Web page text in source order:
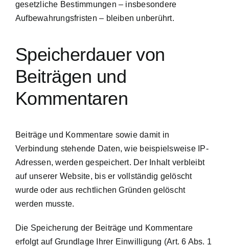
gesetzliche Bestimmungen – insbesondere
Aufbewahrungsfristen – bleiben unberührt.
Speicherdauer von
Beiträgen und
Kommentaren
Beiträge und Kommentare sowie damit in
Verbindung stehende Daten, wie beispielsweise IP-
Adressen, werden gespeichert. Der Inhalt verbleibt
auf unserer Website, bis er vollständig gelöscht
wurde oder aus rechtlichen Gründen gelöscht
werden musste.
Die Speicherung der Beiträge und Kommentare
erfolgt auf Grundlage Ihrer Einwilligung (Art. 6 Abs. 1